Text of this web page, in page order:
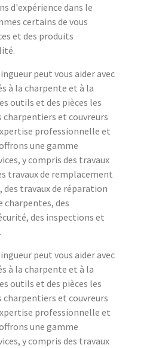
d'expérience dans le
certains de vous
et des produits
peut vous aider avec
à la charpente et à la
outils et des pièces les
charpentiers et couvreurs
professionnelle et
une gamme
y compris des travaux
travaux de remplacement
travaux de réparation
charpentes, des
des inspections et
peut vous aider avec
à la charpente et à la
outils et des pièces les
charpentiers et couvreurs
professionnelle et
une gamme
y compris des travaux